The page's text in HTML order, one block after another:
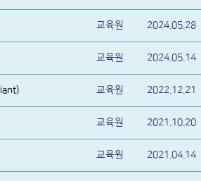
교육원 2024.05.28
교육원 2024.05.14
교육원 2022.12.21
교육원 2021.10.20
교육원 2021.04.14